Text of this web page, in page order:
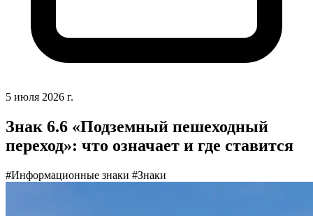
5 июля 2026 г.
Знак 6.6 «Подземный пешеходный
переход»: что означает и где ставится
#Информационные знаки #Знаки